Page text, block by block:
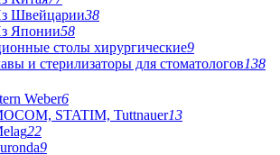
Швейцарии38
Японии58
столы хирургические9
и стерилизаторы для стоматологов138
Weber6
STATIM, Tuttnauer13
22
9